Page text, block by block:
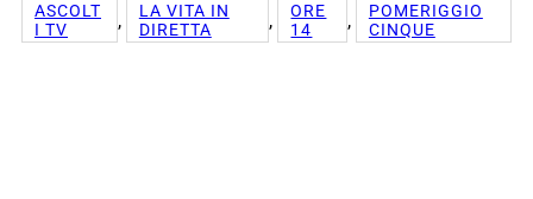
ASCOLT
I TV
,
LA VITA IN
DIRETTA
,
ORE
14
,
POMERIGGIO
CINQUE